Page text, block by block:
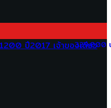
329,000
ปี2017 เจ้าของเดียว